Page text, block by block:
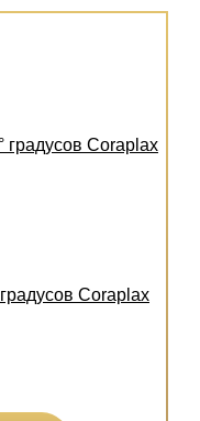
Coraplax